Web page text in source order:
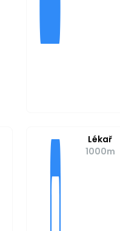
Lékař
1000m